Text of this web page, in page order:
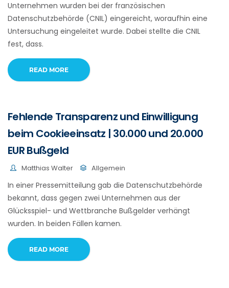
Unternehmen wurden bei der französischen
Datenschutzbehörde (CNIL) eingereicht, woraufhin eine
Untersuchung eingeleitet wurde. Dabei stellte die CNIL
fest, dass.
READ MORE
Fehlende Transparenz und Einwilligung
beim Cookieeinsatz | 30.000 und 20.000
EUR Bußgeld
Matthias Walter Allgemein
In einer Pressemitteilung gab die Datenschutzbehörde
bekannt, dass gegen zwei Unternehmen aus der
Glücksspiel- und Wettbranche Bußgelder verhängt
wurden. In beiden Fällen kamen.
READ MORE